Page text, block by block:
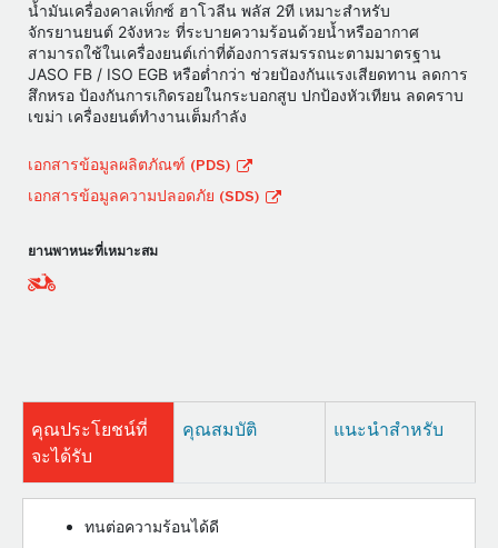
น้ำมันเครื่องคาลเท็กซ์ ฮาโวลีน พลัส 2ที เหมาะสำหรับ
จักรยานยนต์ 2จังหวะ ที่ระบายความร้อนด้วยน้ำหรืออากาศ
สามารถใช้ในเครื่องยนต์เก่าที่ต้องการสมรรถนะตามมาตรฐาน
JASO FB / ISO EGB หรือต่ำกว่า ช่วยป้องกันแรงเสียดทาน ลดการ
สึกหรอ ป้องกันการเกิดรอยในกระบอกสูบ ปกป้องหัวเทียน ลดคราบ
เขม่า เครื่องยนต์ทำงานเต็มกำลัง
เอกสารข้อมูลผลิตภัณฑ์ (PDS)
เอกสารข้อมูลความปลอดภัย (SDS)
ยานพาหนะที่เหมาะสม
คุณประโยชน์ที่
จะได้รับ
คุณสมบัติ แนะนำสำหรับ
ทนต่อความร้อนได้ดี